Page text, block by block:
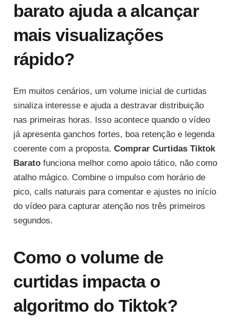
barato ajuda a alcançar
mais visualizações
rápido?
Em muitos cenários, um volume inicial de curtidas
sinaliza interesse e ajuda a destravar distribuição
nas primeiras horas. Isso acontece quando o vídeo
já apresenta ganchos fortes, boa retenção e legenda
coerente com a proposta. Comprar Curtidas Tiktok
Baratofunciona melhor como apoio tático, não como
atalho mágico. Combine o impulso com horário de
pico, calls naturais para comentar e ajustes no início
do vídeo para capturar atenção nos três primeiros
segundos.
Como o volume de
curtidas impacta o
algoritmo do Tiktok?